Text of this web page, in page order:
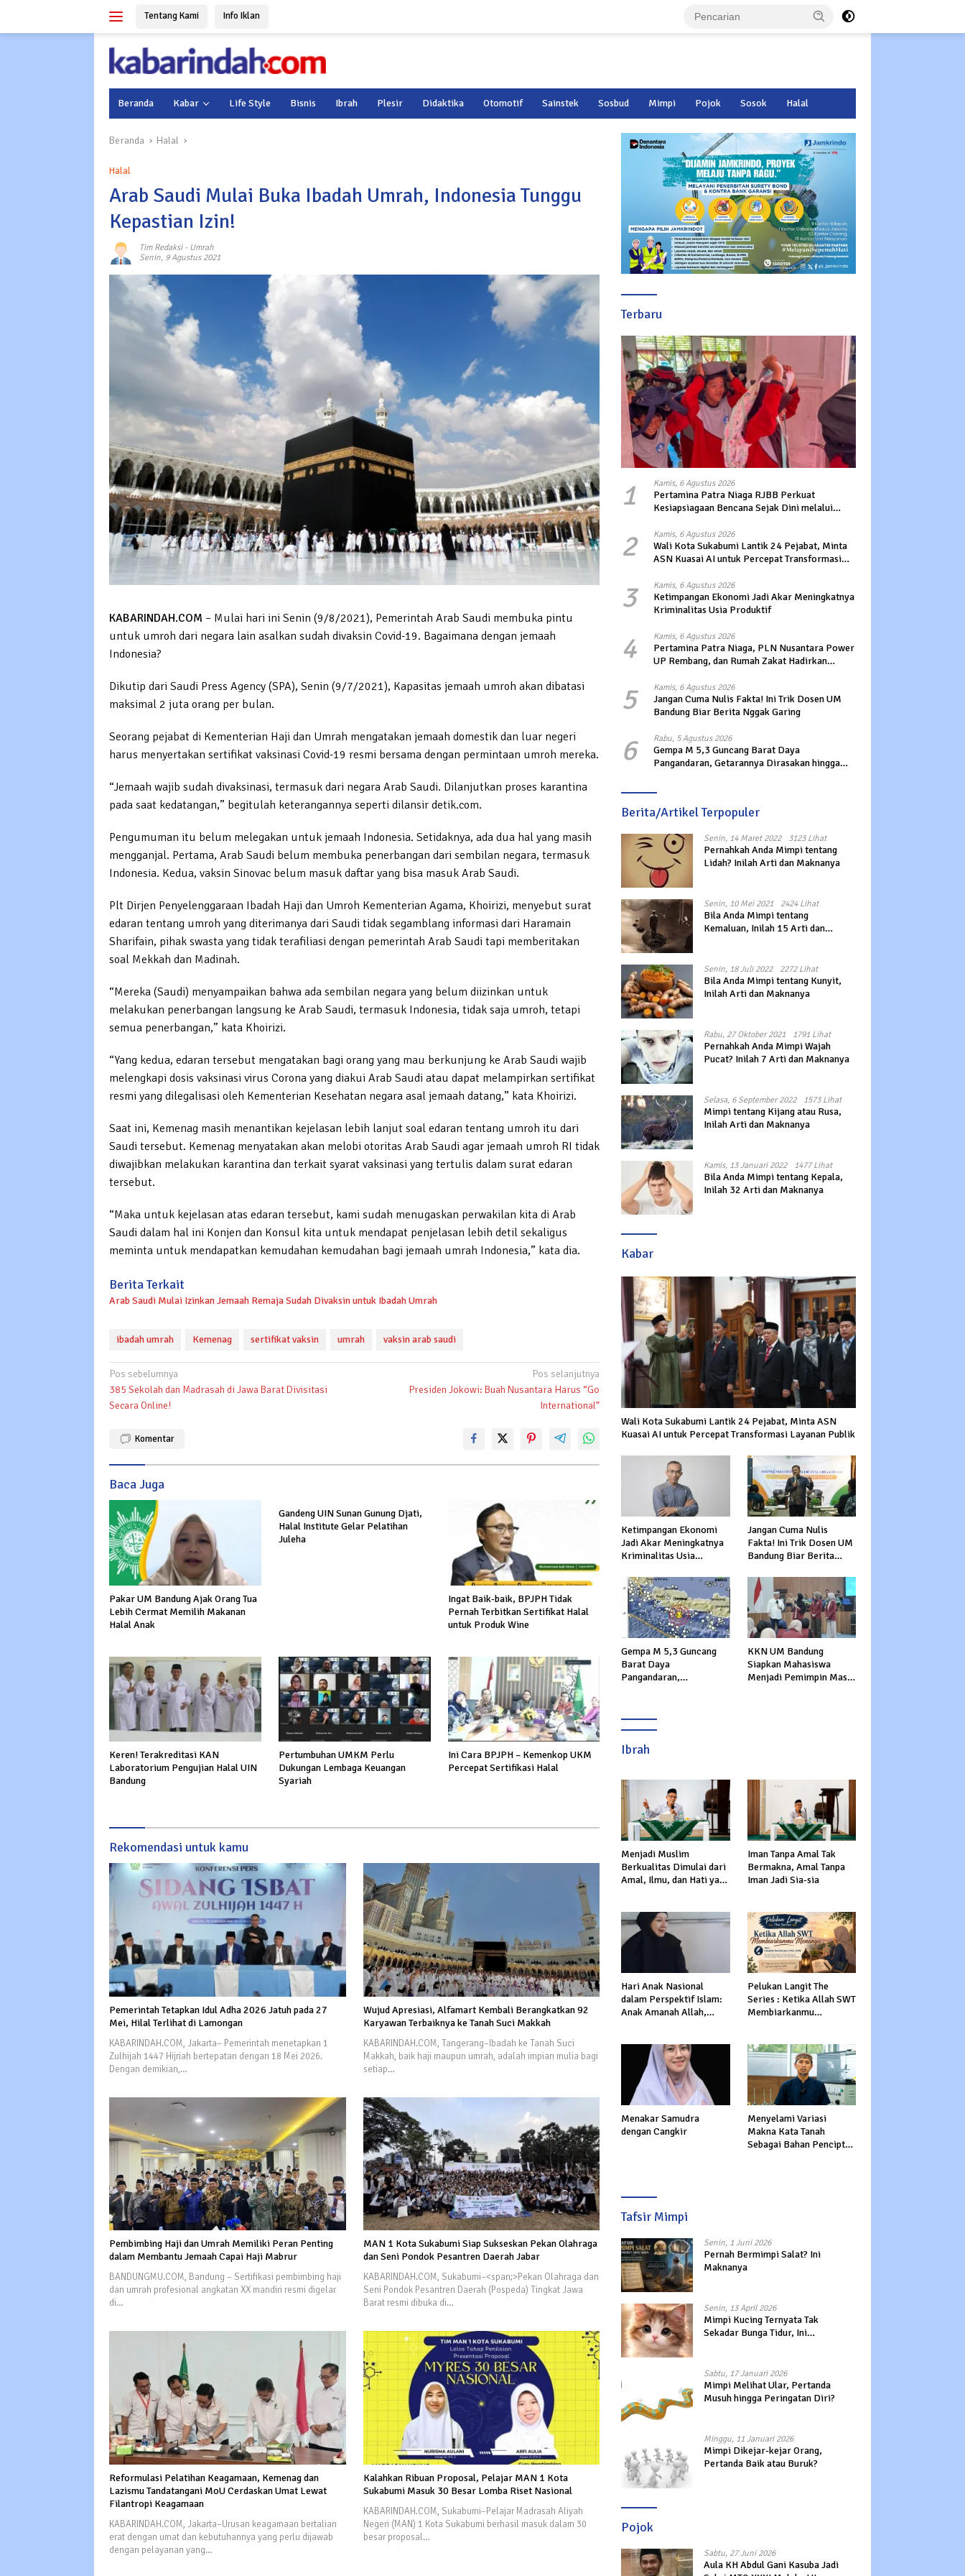
Tentang Kami Info Iklan
Beranda Kabar Life Style Bisnis Ibrah Plesir Didaktika Otomotif Sainstek Sosbud Mimpi Pojok Sosok Halal
Beranda Halal
Halal
Arab Saudi Mulai Buka Ibadah Umrah, Indonesia Tunggu
Kepastian Izin!
Tim Redaksi- Umrah
Senin, 9 Agustus 2021
KABARINDAH.COM – Mulai hari ini Senin (9/8/2021), Pemerintah Arab Saudi membuka pintu
untuk umroh dari negara lain asalkan sudah divaksin Covid-19. Bagaimana dengan jemaah
Indonesia?
Dikutip dari Saudi Press Agency (SPA), Senin (9/7/2021), Kapasitas jemaah umroh akan dibatasi
maksimal 2 juta orang per bulan.
Seorang pejabat di Kementerian Haji dan Umrah mengatakan jemaah domestik dan luar negeri
harus menyertakan sertifikat vaksinasi Covid-19 resmi bersama dengan permintaan umroh mereka.
“Jemaah wajib sudah divaksinasi, termasuk dari negara Arab Saudi. Dilanjutkan proses karantina
pada saat kedatangan,” begitulah keterangannya seperti dilansir detik.com.
Pengumuman itu belum melegakan untuk jemaah Indonesia. Setidaknya, ada dua hal yang masih
mengganjal. Pertama, Arab Saudi belum membuka penerbangan dari sembilan negara, termasuk
Indonesia. Kedua, vaksin Sinovac belum masuk daftar yang bisa masuk Arab Saudi.
Plt Dirjen Penyelenggaraan Ibadah Haji dan Umroh Kementerian Agama, Khoirizi, menyebut surat
edaran tentang umroh yang diterimanya dari Saudi tidak segamblang informasi dari Haramain
Sharifain, pihak swasta yang tidak terafiliasi dengan pemerintah Arab Saudi tapi memberitakan
soal Mekkah dan Madinah.
“Mereka (Saudi) menyampaikan bahwa ada sembilan negara yang belum diizinkan untuk
melakukan penerbangan langsung ke Arab Saudi, termasuk Indonesia, tidak saja umroh, tetapi
semua penerbangan,” kata Khoirizi.
“Yang kedua, edaran tersebut mengatakan bagi orang yang mau berkunjung ke Arab Saudi wajib
melengkapi dosis vaksinasi virus Corona yang diakui Arab Saudi atau dapat melampirkan sertifikat
resmi yang dilegalisasi oleh Kementerian Kesehatan negara asal jemaah datang,” kata Khoirizi.
Saat ini, Kemenag masih menantikan kejelasan lebih lanjut soal edaran tentang umroh itu dari
Saudi tersebut. Kemenag menyatakan akan melobi otoritas Arab Saudi agar jemaah umroh RI tidak
diwajibkan melakukan karantina dan terkait syarat vaksinasi yang tertulis dalam surat edaran
tersebut.
“Maka untuk kejelasan atas edaran tersebut, kami sudah menugaskan perwakilan kita di Arab
Saudi dalam hal ini Konjen dan Konsul kita untuk mendapat penjelasan lebih detil sekaligus
meminta untuk mendapatkan kemudahan kemudahan bagi jemaah umrah Indonesia,” kata dia.
Berita Terkait
Arab Saudi Mulai Izinkan Jemaah Remaja Sudah Divaksin untuk Ibadah Umrah
ibadah umrah Kemenag sertifikat vaksin umrah vaksin arab saudi
Navigasi
pos
Pos sebelumnya
385 Sekolah dan Madrasah di Jawa Barat Divisitasi
Secara Online!
Pos selanjutnya
Presiden Jokowi: Buah Nusantara Harus “Go
International”
Komentar
Baca Juga
Pakar UM Bandung Ajak Orang Tua
Lebih Cermat Memilih Makanan
Halal Anak
Gandeng UIN Sunan Gunung Djati,
Halal Institute Gelar Pelatihan
Juleha
Ingat Baik-baik, BPJPH Tidak
Pernah Terbitkan Sertifikat Halal
untuk Produk Wine
Keren! Terakreditasi KAN
Laboratorium Pengujian Halal UIN
Bandung
Pertumbuhan UMKM Perlu
Dukungan Lembaga Keuangan
Syariah
Ini Cara BPJPH – Kemenkop UKM
Percepat Sertifikasi Halal
Rekomendasi untuk kamu
Pemerintah Tetapkan Idul Adha 2026 Jatuh pada 27
Mei, Hilal Terlihat di Lamongan
KABARINDAH.COM, Jakarta– Pemerintah menetapkan 1
Zulhijah 1447 Hijriah bertepatan dengan 18 Mei 2026.
Dengan demikian,…
Wujud Apresiasi, Alfamart Kembali Berangkatkan 92
Karyawan Terbaiknya ke Tanah Suci Makkah
KABARINDAH.COM, Tangerang–Ibadah ke Tanah Suci
Makkah, baik haji maupun umrah, adalah impian mulia bagi
setiap…
Pembimbing Haji dan Umrah Memiliki Peran Penting
dalam Membantu Jemaah Capai Haji Mabrur
BANDUNGMU.COM, Bandung – Sertifikasi pembimbing haji
dan umrah profesional angkatan XX mandiri resmi digelar
di…
MAN 1 Kota Sukabumi Siap Sukseskan Pekan Olahraga
dan Seni Pondok Pesantren Daerah Jabar
KABARINDAH.COM, Sukabumi–<span;>Pekan Olahraga dan
Seni Pondok Pesantren Daerah (Pospeda) Tingkat Jawa
Barat resmi dibuka di…
Reformulasi Pelatihan Keagamaan, Kemenag dan
Lazismu Tandatangani MoU Cerdaskan Umat Lewat
Filantropi Keagamaan
KABARINDAH.COM, Jakarta–Urusan keagamaan bertalian
erat dengan umat dan kebutuhannya yang perlu dijawab
dengan pelayanan yang…
Kalahkan Ribuan Proposal, Pelajar MAN 1 Kota
Sukabumi Masuk 30 Besar Lomba Riset Nasional
KABARINDAH.COM, Sukabumi–Pelajar Madrasah Aliyah
Negeri (MAN) 1 Kota Sukabumi berhasil masuk dalam 30
besar proposal…
Terbaru
1 Kamis, 6 Agustus 2026
Pertamina Patra Niaga RJBB Perkuat
Kesiapsiagaan Bencana Sejak Dini melalui
2 Kamis, 6 Agustus 2026
Wali Kota Sukabumi Lantik 24 Pejabat, Minta
ASN Kuasai AI untuk Percepat Transformasi
3 Kamis, 6 Agustus 2026
Ketimpangan Ekonomi Jadi Akar Meningkatnya
Kriminalitas Usia Produktif
4 Kamis, 6 Agustus 2026
Pertamina Patra Niaga, PLN Nusantara Power
UP Rembang, dan Rumah Zakat Hadirkan
Gempa di Sigi
5 Kamis, 6 Agustus 2026
Jangan Cuma Nulis Fakta! Ini Trik Dosen UM
Bandung Biar Berita Nggak Garing
6 Rabu, 5 Agustus 2026
Gempa M 5,3 Guncang Barat Daya
Pangandaran, Getarannya Dirasakan hingga
Berita/Artikel Terpopuler
Senin, 14 Maret 2022 3123 Lihat
Pernahkah Anda Mimpi tentang
Lidah? Inilah Arti dan Maknanya
Senin, 10 Mei 2021 2424 Lihat
Bila Anda Mimpi tentang
Kemaluan, Inilah 15 Arti dan
Senin, 18 Juli 2022 2272 Lihat
Bila Anda Mimpi tentang Kunyit,
Inilah Arti dan Maknanya
Rabu, 27 Oktober 2021 1791 Lihat
Pernahkah Anda Mimpi Wajah
Pucat? Inilah 7 Arti dan Maknanya
Selasa, 6 September 2022 1573 Lihat
Mimpi tentang Kijang atau Rusa,
Inilah Arti dan Maknanya
Kamis, 13 Januari 2022 1477 Lihat
Bila Anda Mimpi tentang Kepala,
Inilah 32 Arti dan Maknanya
Kabar
Wali Kota Sukabumi Lantik 24 Pejabat, Minta ASN
Kuasai AI untuk Percepat Transformasi Layanan Publik
Ketimpangan Ekonomi
Jadi Akar Meningkatnya
Kriminalitas Usia
Jangan Cuma Nulis
Fakta! Ini Trik Dosen UM
Bandung Biar Berita
Gempa M 5,3 Guncang
Barat Daya
Pangandaran,
KKN UM Bandung
Siapkan Mahasiswa
Menjadi Pemimpin Masa
Ibrah
Menjadi Muslim
Berkualitas Dimulai dari
Amal, Ilmu, dan Hati yang
Iman Tanpa Amal Tak
Bermakna, Amal Tanpa
Iman Jadi Sia-sia
Hari Anak Nasional
dalam Perspektif Islam:
Anak Amanah Allah,
Pelukan Langit The
Series : Ketika Allah SWT
Membiarkanmu
Menakar Samudra
dengan Cangkir
Menyelami Variasi
Makna Kata Tanah
Sebagai Bahan Pencipta
Tafsir Mimpi
Senin, 1 Juni 2026
Pernah Bermimpi Salat? Ini
Maknanya
Senin, 13 April 2026
Mimpi Kucing Ternyata Tak
Sekadar Bunga Tidur, Ini
Sabtu, 17 Januari 2026
Mimpi Melihat Ular, Pertanda
Musuh hingga Peringatan Diri?
Minggu, 11 Januari 2026
Mimpi Dikejar-kejar Orang,
Pertanda Baik atau Buruk?
Pojok
Sabtu, 27 Juni 2026
Aula KH Abdul Gani Kasuba Jadi